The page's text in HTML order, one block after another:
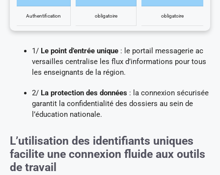
Authentification obligatoire obligatoire
1/ Le point d’entrée unique : le portail messagerie ac
versailles centralise les flux d’informations pour tous
les enseignants de la région.
2/ La protection des données : la connexion sécurisée
garantit la confidentialité des dossiers au sein de
l’éducation nationale.
L’utilisation des identifiants uniques
facilite une connexion fluide aux outils
de travail